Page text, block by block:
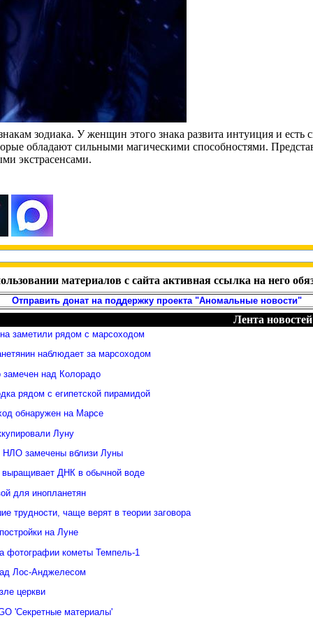
зодиака. У женщин этого знака развита интуиция и
обладают сильными магическими способностями.
экстрасенсами.
материалов с сайта активная ссылка на него
Отправить донат на поддержку проекта "Аномальные новости"
Лента новостей
заметили рядом с марсоходом
наблюдает за марсоходом
над Колорадо
рядом с египетской пирамидой
обнаружен на Марсе
Луну
НЛО замечены вблизи Луны
ДНК в обычной воде
для инопланетян
трудности, чаще верят в теории заговора
на Луне
фотографии кометы Темпель-1
Лос-Анджелесом
церкви
'Секретные материалы'